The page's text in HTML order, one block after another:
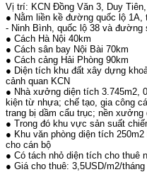
Vị trí: KCN Đồng Văn 3, Duy
● Nằm liền kề đường quốc lộ
- Ninh Bình, quốc lộ 38 và đường
● Cách Hà Nội 40km
● Cách sân bay Nội Bài 70km
● Cách cảng Hải Phòng 90km
● Diện tích khu đất xây dựng
cảnh quan KCN
● Nhà xưởng diện tích 3.745m2,
kiện từ nhựa; chế tạo, gia công
trang bị dầm cẩu trục; nền
● Trong đó khu vực sản suất
● Khu văn phòng diện tích
cho cán bộ
● Có tách nhỏ diện tích cho thuê
● Giá cho thuê: 3,5USD/m2/tháng